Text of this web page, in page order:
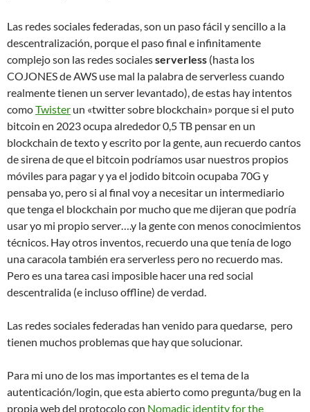
Las redes sociales federadas, son un paso fácil y sencillo a la
descentralización, porque el paso final e infinitamente
complejo son las redes socialesserverless (hasta los
COJONES de AWS use mal la palabra de serverless cuando
realmente tienen un server levantado), de estas hay intentos
comoTwister un «twitter sobre blockchain» porque si el puto
bitcoin en 2023 ocupa alrededor 0,5 TB pensar en un
blockchain de texto y escrito por la gente, aun recuerdo cantos
de sirena de que el bitcoin podríamos usar nuestros propios
móviles para pagar y ya el jodido bitcoin ocupaba 70G y
pensaba yo, pero si al final voy a necesitar un intermediario
que tenga el blockchain por mucho que me dijeran que podría
usar yo mi propio server….y la gente con menos conocimientos
técnicos. Hay otros inventos, recuerdo una que tenía de logo
una caracola también era serverless pero no recuerdo mas.
Pero es una tarea casi imposible hacer una red social
descentralida (e incluso offline) de verdad.
Las redes sociales federadas han venido para quedarse, pero
tienen muchos problemas que hay que solucionar.
Para mi uno de los mas importantes es el tema de la
autenticación/login, que esta abierto como pregunta/bug en la
propia web del protocolo con Nomadic identity for the